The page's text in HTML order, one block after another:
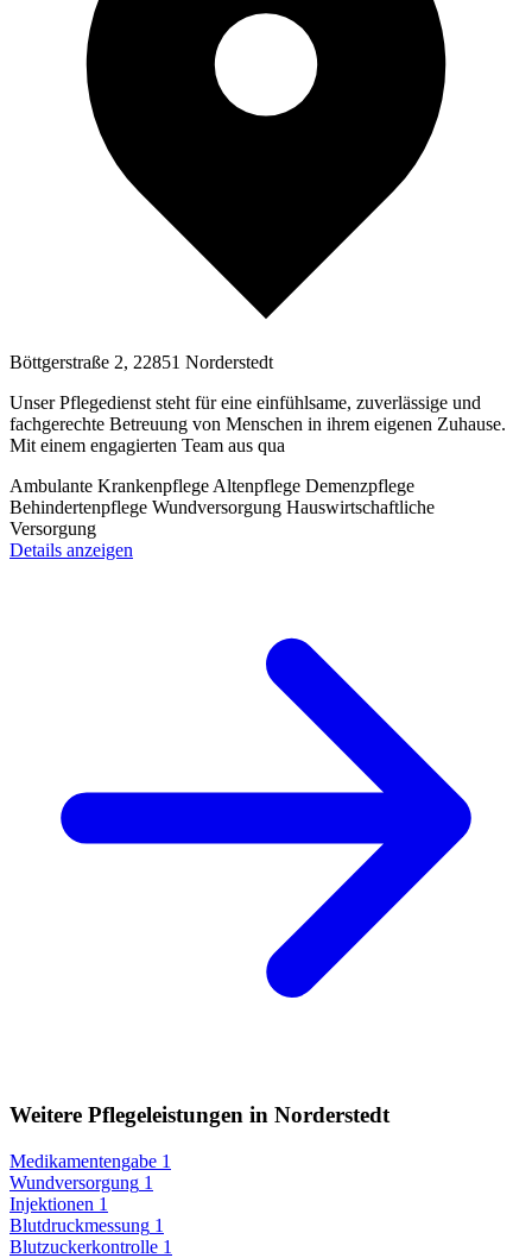
Böttgerstraße 2, 22851 Norderstedt
Unser Pflegedienst steht für eine einfühlsame, zuverlässige und
fachgerechte Betreuung von Menschen in ihrem eigenen Zuhause.
Mit einem engagierten Team aus qua
Ambulante Krankenpflege Altenpflege Demenzpflege
Behindertenpflege Wundversorgung Hauswirtschaftliche
Versorgung
Details anzeigen
Weitere Pflegeleistungen in Norderstedt
Medikamentengabe 1
Wundversorgung 1
Injektionen 1
Blutdruckmessung 1
Blutzuckerkontrolle 1